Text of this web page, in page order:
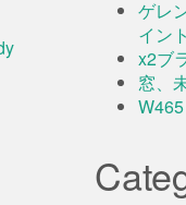
ゲレ
イント
x2ブ
窓、